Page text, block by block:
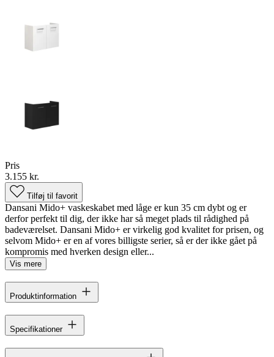
Pris
3.155 kr.
Tilføj til favorit
Dansani Mido+ vaskeskabet med låge er kun 35 cm dybt og er
derfor perfekt til dig, der ikke har så meget plads til rådighed på
badeværelset. Dansani Mido+ er virkelig god kvalitet for prisen, og
selvom Mido+ er en af vores billigste serier, så er der ikke gået på
kompromis med hverken design eller...
Vis mere
Produktinformation
Specifikationer